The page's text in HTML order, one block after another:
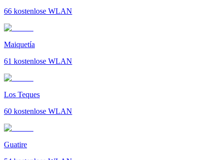
66 kostenlose WLAN
Maiquetía
61 kostenlose WLAN
Los Teques
60 kostenlose WLAN
Guatire